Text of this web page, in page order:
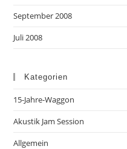
September 2008
Juli 2008
Kategorien
15-Jahre-Waggon
Akustik Jam Session
Allgemein